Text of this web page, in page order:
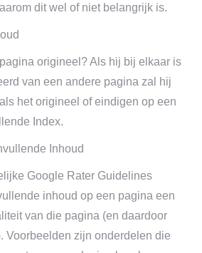
dit wel of niet belangrijk is.
origineel? Als hij bij elkaar is
van een andere pagina zal hij
het origineel of eindigen op een
Index.
Inhoud
Google Rater Guidelines
inhoud op een pagina een
van die pagina (en daardoor
Voorbeelden zijn onderdelen die